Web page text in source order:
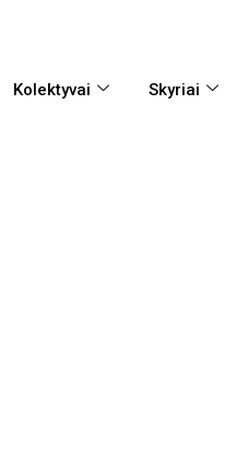
Kolektyvai Skyriai